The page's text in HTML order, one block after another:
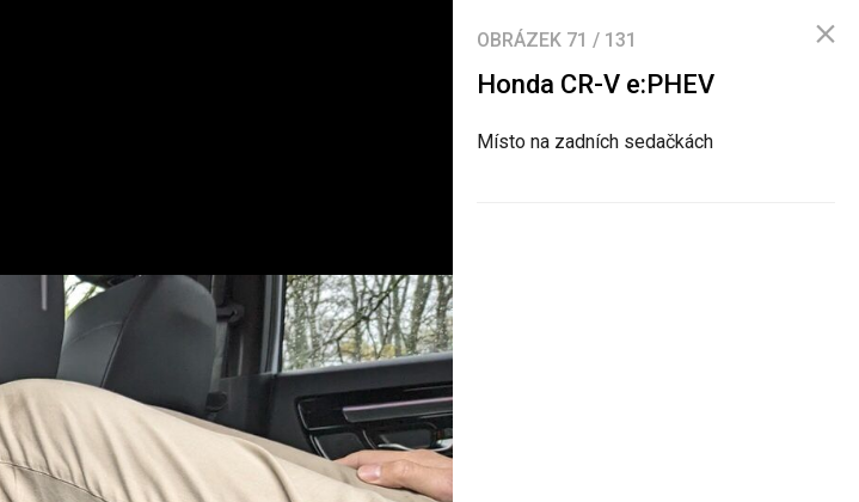
OBRÁZEK 71 / 131
Honda CR-V e:PHEV
Místo na zadních sedačkách